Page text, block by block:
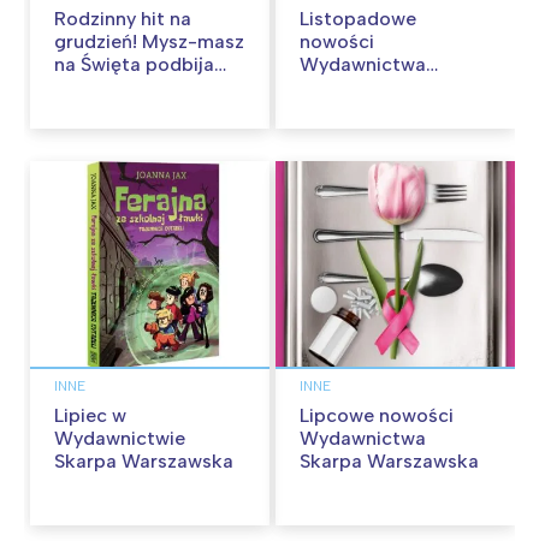
Rodzinny hit na
grudzień! Mysz-masz
na Święta podbija
Listopadowe
nowości
Wydawnictwa
INNE
Lipiec w
Wydawnictwie
Skarpa Warszawska
INNE
Lipcowe nowości
Wydawnictwa
Skarpa Warszawska